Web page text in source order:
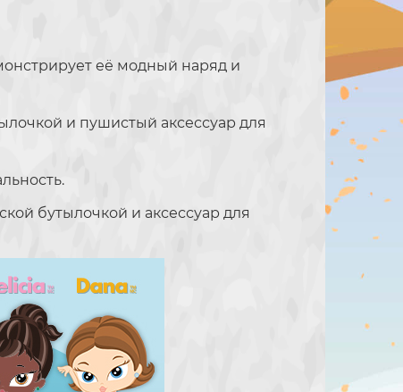
её модный наряд и
и пушистый аксессуар для
бутылочкой и аксессуар для